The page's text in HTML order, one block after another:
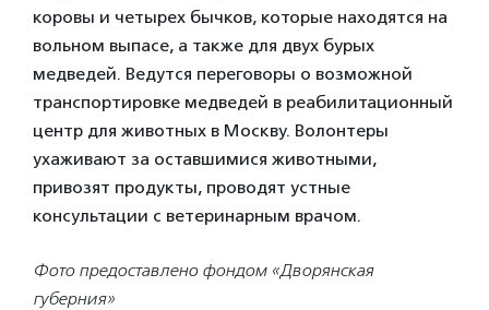
коровы и четырех бычков, которые находятся на
вольном выпасе, а также для двух бурых
медведей. Ведутся переговоры о возможной
транспортировке медведей в реабилитационный
центр для животных в Москву. Волонтеры
ухаживают за оставшимися животными,
привозят продукты, проводят устные
консультации с ветеринарным врачом.
Фото предоставлено фондом «Дворянская
губерния»